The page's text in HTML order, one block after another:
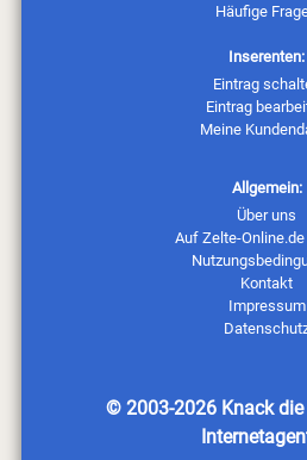
Häufige
Inserenten:
Eintrag
Eintrag
Meine
Allgemein:
Über uns
Auf Zelte-
Kontakt
Impressum
© 2003-2026 Knack